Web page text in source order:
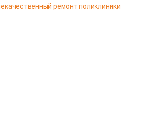
ремонт поликлиники